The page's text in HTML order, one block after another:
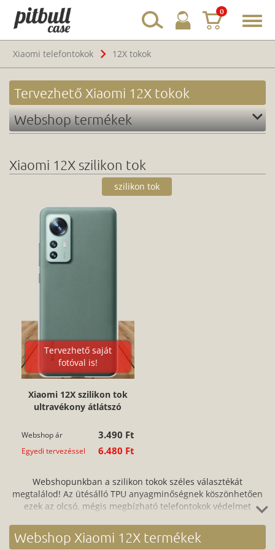
0
Xiaomi telefontokok
12X tokok
Tervezhető Xiaomi 12X tokok
Webshop termékek
Xiaomi 12X szilikon tok
szilikon tok
Tervezhető saját
fotóval is!
Xiaomi 12X szilikon tok
ultravékony átlátszó
Webshop ár 3.490 Ft
Egyedi tervezéssel 6.480 Ft
Webshopunkban a szilikon tokok széles választékát
megtalálod! Az ütésálló TPU anyagminőségnek köszönhetően
ezek az olcsó, mégis megbízható telefontokok védelmet
miközben a szilikon nagyfokú rugalmassága miatt tökéletesen
illeszkednek a készülékedre. Nagyon könnyen és egyszerűen
Webshop Xiaomi 12X termékek